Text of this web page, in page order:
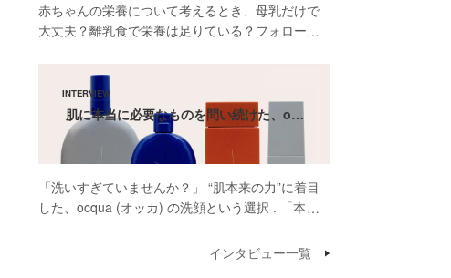
赤ちゃんの栄養について考えるとき、母乳だけで
大丈夫？離乳食で栄養は足りている？フォローア
感じたことがある方も多いのではないでしょう
か。 先日開催された雪印ビーンスターク株式会
社 […]肌に本当に必要なものを問い続けた、o…
「洗いすぎていませんか？」 “肌本来の力”に着目
した、ocqua (オッカ) の洗顔という選択 . 「本当
してくださったのは、スキンケアブランド
インタビュー一覧